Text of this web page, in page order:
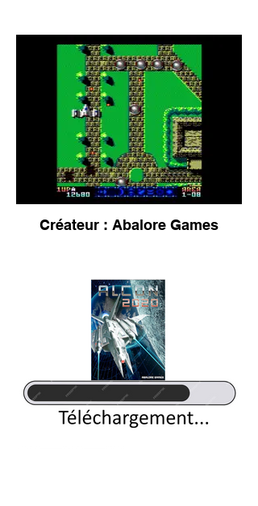
Créateur : Abalore Games